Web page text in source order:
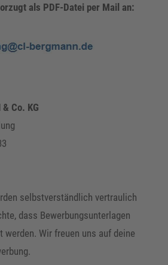
als PDF-Datei per Mail an:
Co. KG
selbstverständlich vertraulich
dass Bewerbungsunterlagen
werden. Wir freuen uns auf deine